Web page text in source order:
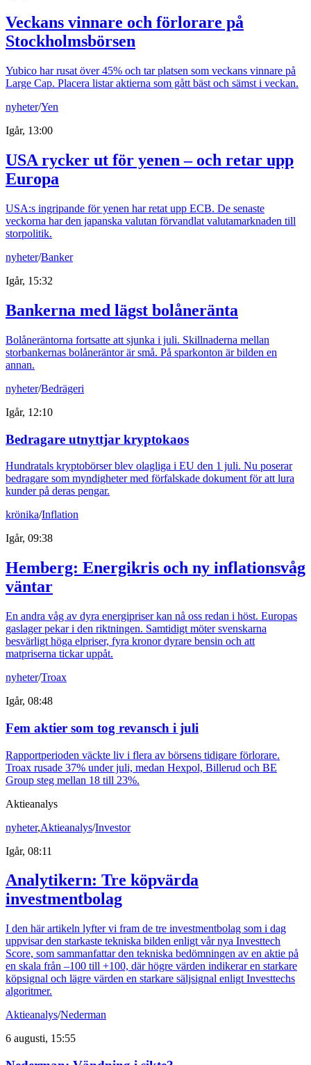
Veckans vinnare och förlorare på
Stockholmsbörsen
Yubico har rusat över 45% och tar platsen som veckans vinnare på
Large Cap. Placera listar aktierna som gått bäst och sämst i veckan.
nyheter/Yen
Igår, 13:00
USA rycker ut för yenen – och retar upp
Europa
USA:s ingripande för yenen har retat upp ECB. De senaste
veckorna har den japanska valutan förvandlat valutamarknaden till
storpolitik.
nyheter/Banker
Igår, 15:32
Bankerna med lägst bolåneränta
Bolåneräntorna fortsatte att sjunka i juli. Skillnaderna mellan
storbankernas bolåneräntor är små. På sparkonton är bilden en
annan.
nyheter/Bedrägeri
Igår, 12:10
Bedragare utnyttjar kryptokaos
Hundratals kryptobörser blev olagliga i EU den 1 juli. Nu poserar
bedragare som myndigheter med förfalskade dokument för att lura
kunder på deras pengar.
krönika/Inflation
Igår, 09:38
Hemberg: Energikris och ny inflationsvåg
väntar
En andra våg av dyra energipriser kan nå oss redan i höst. Europas
gaslager pekar i den riktningen. Samtidigt möter svenskarna
besvärligt höga elpriser, fyra kronor dyrare bensin och att
matpriserna tickar uppåt.
nyheter/Troax
Igår, 08:48
Fem aktier som tog revansch i juli
Rapportperioden väckte liv i flera av börsens tidigare förlorare.
Troax rusade 37% under juli, medan Hexpol, Billerud och BE
Group steg mellan 18 till 23%.
Aktieanalys
nyheter,Aktieanalys/Investor
Igår, 08:11
Analytikern: Tre köpvärda
investmentbolag
I den här artikeln lyfter vi fram de tre investmentbolag som i dag
uppvisar den starkaste tekniska bilden enligt vår nya Investtech
Score, som sammanfattar den tekniska bedömningen av en aktie på
en skala från –100 till +100, där högre värden indikerar en starkare
köpsignal och lägre värden en starkare säljsignal enligt Investtechs
algoritmer.
Aktieanalys/Nederman
6 augusti, 15:55